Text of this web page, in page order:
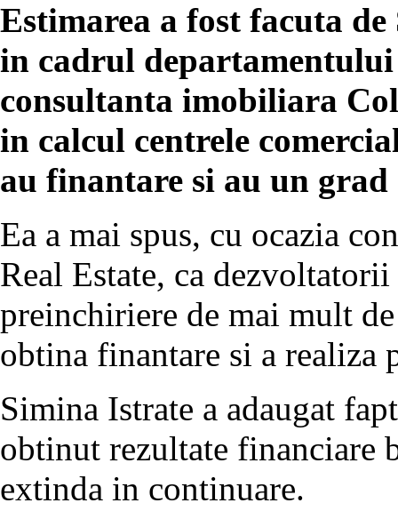
Estimarea a fost facuta
in cadrul
consultanta imobiliara
in calcul centrele
au finantare si au un
Ea a mai spus, cu ocazia
Real Estate, ca
preinchiriere de mai mult
obtina finantare si a realiza
Simina Istrate a adaugat
obtinut rezultate financiare
extinda in continuare.